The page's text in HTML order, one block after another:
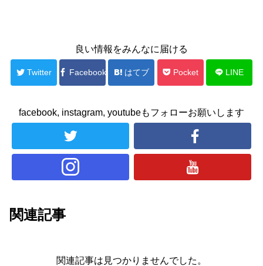
良い情報をみんなに届ける
Twitter Facebook はてブ Pocket LINE
facebook, instagram, youtubeもフォローお願いします
関連記事
関連記事は見つかりませんでした。